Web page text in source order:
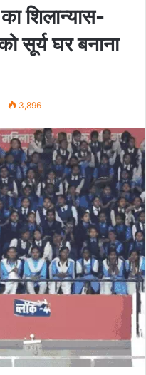
शिलान्यास-
सूर्य घर बनाना
3,896